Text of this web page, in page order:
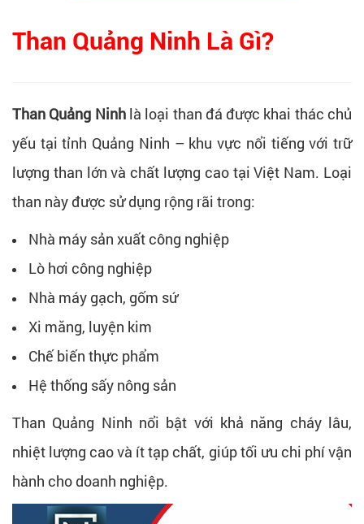
Than Quảng Ninh Là Gì?
Than Quảng Ninhlà loại than đá được khai thác chủ
yếu tại tỉnh Quảng Ninh – khu vực nổi tiếng với trữ
lượng than lớn và chất lượng cao tại Việt Nam. Loại
than này được sử dụng rộng rãi trong:
Nhà máy sản xuất công nghiệp
Lò hơi công nghiệp
Nhà máy gạch, gốm sứ
Xi măng, luyện kim
Chế biến thực phẩm
Hệ thống sấy nông sản
Than Quảng Ninh nổi bật với khả năng cháy lâu,
nhiệt lượng cao và ít tạp chất, giúp tối ưu chi phí vận
hành cho doanh nghiệp.